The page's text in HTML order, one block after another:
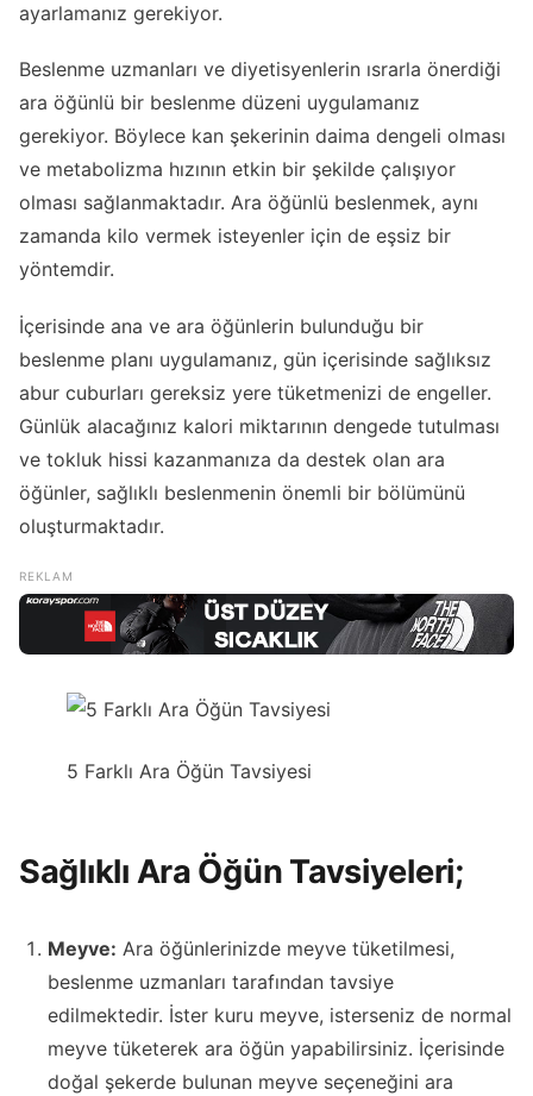
ayarlamanız gerekiyor.
Beslenme uzmanları ve diyetisyenlerin ısrarla önerdiği
ara öğünlü bir beslenme düzeni uygulamanız
gerekiyor. Böylece kan şekerinin daima dengeli olması
ve metabolizma hızının etkin bir şekilde çalışıyor
olması sağlanmaktadır. Ara öğünlü beslenmek, aynı
zamanda kilo vermek isteyenler için de eşsiz bir
yöntemdir.
İçerisinde ana ve ara öğünlerin bulunduğu bir
beslenme planı uygulamanız, gün içerisinde sağlıksız
abur cuburları gereksiz yere tüketmenizi de engeller.
Günlük alacağınız kalori miktarının dengede tutulması
ve tokluk hissi kazanmanıza da destek olan ara
öğünler, sağlıklı beslenmenin önemli bir bölümünü
oluşturmaktadır.
5 Farklı Ara Öğün Tavsiyesi
Sağlıklı Ara Öğün Tavsiyeleri;
Meyve: Ara öğünlerinizde meyve tüketilmesi,
beslenme uzmanları tarafından tavsiye
edilmektedir. İster kuru meyve, isterseniz de normal
meyve tüketerek ara öğün yapabilirsiniz. İçerisinde
doğal şekerde bulunan meyve seçeneğini ara